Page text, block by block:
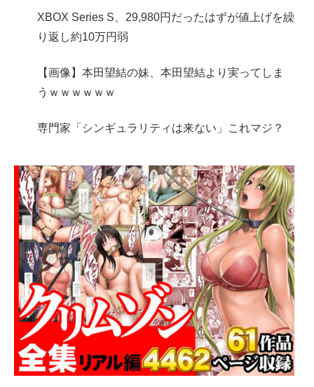
XBOX Series S、29,980円だったはずが値上げを繰
り返し約10万円弱
【画像】本田望結の妹、本田望結より実ってしま
うｗｗｗｗｗｗ
専門家「シンギュラリティは来ない」これマジ？